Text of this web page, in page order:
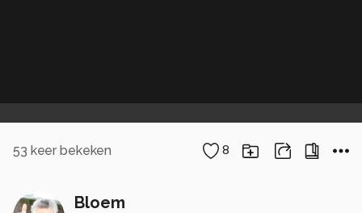
53 keer bekeken 8
Bloem